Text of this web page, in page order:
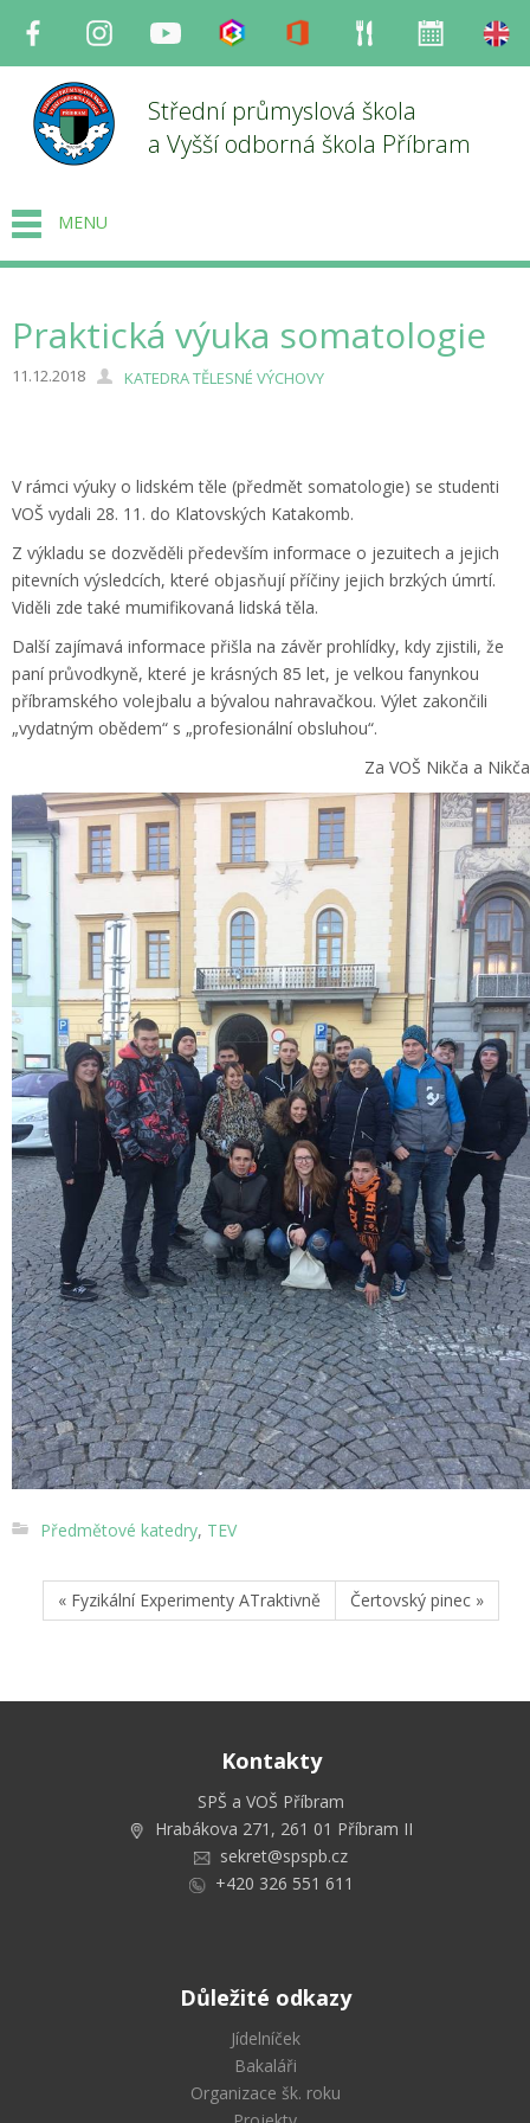
Facebook InstagramYoutube Bakaláři Office Strava
Střední průmyslová škola
a Vyšší odborná škola Příbram
MENU
Praktická výuka somatologie
11.12.2018 KATEDRA TĚLESNÉ VÝCHOVY
V rámci výuky o lidském těle (předmět somatologie) se studenti
VOŠ vydali 28. 11. do Klatovských Katakomb.
Z výkladu se dozvěděli především informace o jezuitech a jejich
pitevních výsledcích, které objasňují příčiny jejich brzkých úmrtí.
Viděli zde také mumifikovaná lidská těla.
Další zajímavá informace přišla na závěr prohlídky, kdy zjistili, že
paní průvodkyně, které je krásných 85 let, je velkou fanynkou
příbramského volejbalu a bývalou nahravačkou. Výlet zakončili
„vydatným obědem“ s „profesionální obsluhou“.
Za VOŠ Nikča a Nikča
Předmětové katedry, TEV
« Fyzikální Experimenty ATraktivně Čertovský pinec »
Kontakty
SPŠ a VOŠ Příbram
Hrabákova 271, 261 01 Příbram II
sekret@spspb.cz
+420 326 551 611
Důležité odkazy
Jídelníček
Bakaláři
Organizace šk. roku